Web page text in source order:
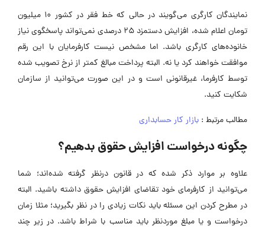
نمایندگان کارگری می‌گویند در حالی که خط فقر در کشور ۱۰ میلیون
تومان اعلام شده، افزایش دستمزد ۲۵ درصدی نمی‌تواند پاسخگوی نیاز
خانوده‌های کارگری باشد. اما مشخص نیست کارفرمایان با این رقم
موافقت خواهند کرد یا نه. البته پرداخت مبالغ کمتر از نرخ تصویب شده
توسط کارفرما، غیرقانونی است و در این صورت می‌توانید از سازمان
شکایت کنید.
مطالب مرتبط : بازار کار حسابداری
چگونه درخواست افزایش حقوق بدهیم؟
علاوه بر موارد ذکر شده که در قانون درنظر گرفته شده‌اند؛ شما
می‌توانید از کارفرمای خود تقاضای افزایش حقوق داشته باشید. البته
در مطرح کردن این مسئله باید نکات زیادی را در نظر بگیرید؛ مثلا زمان
درخواست و یا مبلغ موردنظر باید مناسب با شراط باشد. در زیر چند